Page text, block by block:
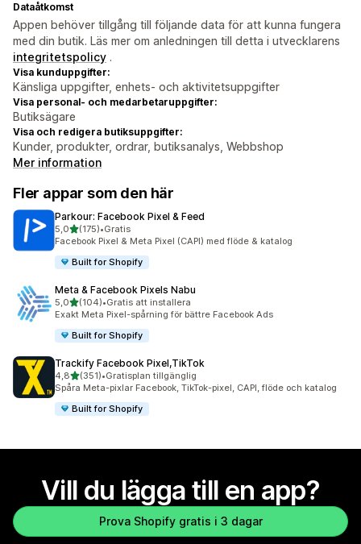
Dataåtkomst
Appen behöver tillgång till följande data för att kunna fungera
med din butik. Läs mer om anledningen till detta i utvecklarens
integritetspolicy .
Visa kunduppgifter:
Känsliga uppgifter, enhets- och aktivitetsuppgifter
Visa personal- och medarbetaruppgifter:
Butiksägare
Visa och redigera butiksuppgifter:
Kunder, produkter, ordrar, butiksanalys, Webbshop
Mer information
Fler appar som den här
Parkour: Facebook Pixel & Feed
5,0av 5 stjärnor
(175)
175 recensioner totalt
•Gratis
Facebook Pixel & Meta Pixel (CAPI) med flöde & katalog
Built for Shopify
Meta & Facebook Pixels Nabu
5,0av 5 stjärnor
(104)
104 recensioner totalt
•Gratis att installera
Exakt Meta Pixel-spårning för bättre Facebook Ads
Built for Shopify
Trackify Facebook Pixel,TikTok
4,8av 5 stjärnor
(351)
351 recensioner totalt
•Gratisplan tillgänglig
Spåra Meta-pixlar Facebook, TikTok-pixel, CAPI, flöde och katalog
Built for Shopify
Vill du lägga till en app?
Prova Shopify gratis i 3 dagar